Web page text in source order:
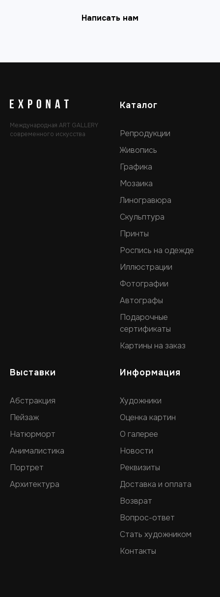
Написать нам
Международная ART GALLERY
современного искусства
Каталог
Репродукции
Живопись
Графика
Мозаика
Линогравюра
Скульптура
Принты
Роспись на одежде
Иллюстрации
Фотографии
Автографы
Подарочные
сертификаты
Картины на заказ
Выставки
Абстракция
Пейзаж
Натюрморт
Анималистика
Портрет
Архитектура
Информация
Художники
Оценка картин
О галерее
Новости
Реквизиты
Доставка и оплата
Возврат
Вопрос-ответ
Стать художником
Контакты